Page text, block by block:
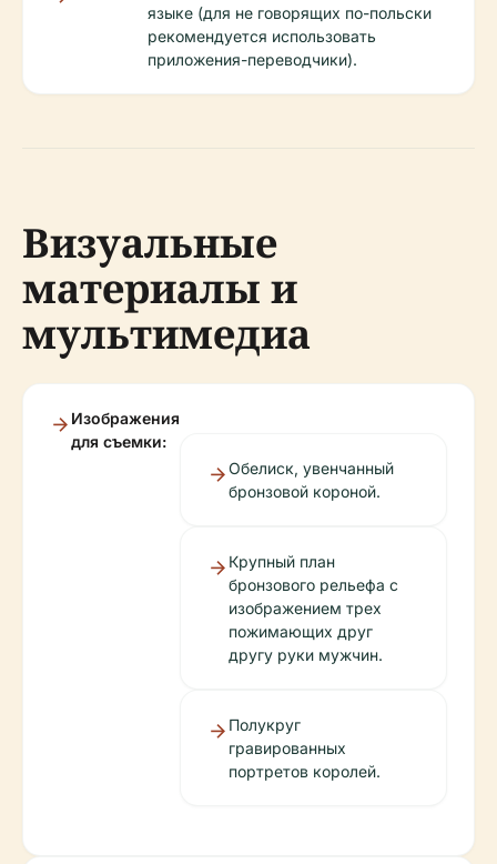
языке (для не говорящих по-польски
рекомендуется использовать
приложения-переводчики).
Визуальные
материалы и
мультимедиа
Изображения
для съемки:
Обелиск, увенчанный
бронзовой короной.
Крупный план
бронзового рельефа с
изображением трех
пожимающих друг
другу руки мужчин.
Полукруг
гравированных
портретов королей.